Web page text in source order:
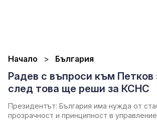
Начало България
Радев с въпроси към
след това ще реши за КСНС
Президентът: България има нужда от
прозрачност и принципност в